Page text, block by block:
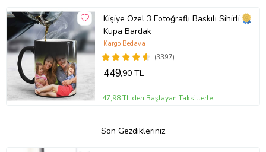
Kişiye Özel 3 Fotoğraflı Baskılı Sihirli
Kupa Bardak
(3397)
Kargo Bedava
449,90 TL
47,98 TL'den Başlayan Taksitlerle
Son Gezdikleriniz